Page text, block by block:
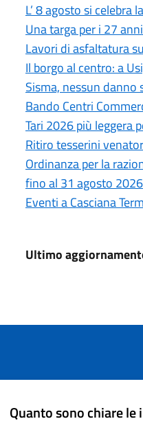
L’ 8 agosto si
Una targa per i 27
Lavori di asfaltatura
Il borgo al centro: a
Sisma, nessun
Bando Centri
Tari 2026 più leggera
Ritiro tesserini
Ordinanza per la
fino al 31 agosto 2026
Eventi a Casciana
Ultimo
Quanto sono chiare